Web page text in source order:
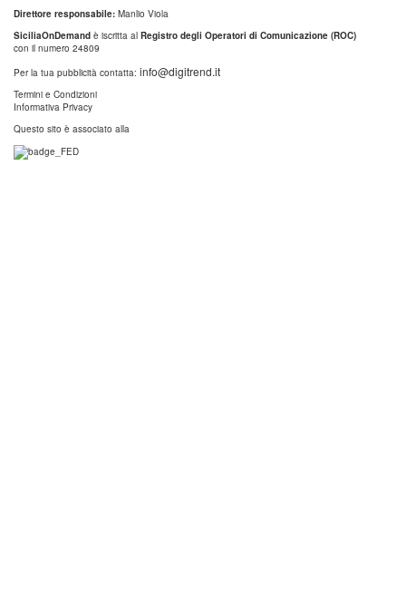
Direttore responsabile: Manlio Viola
SiciliaOnDemand è iscritta al Registro degli Operatori di Comunicazione (ROC)
con il numero 24809
Per la tua pubblicità contatta: info@digitrend.it
Termini e Condizioni
Informativa Privacy
Questo sito è associato alla